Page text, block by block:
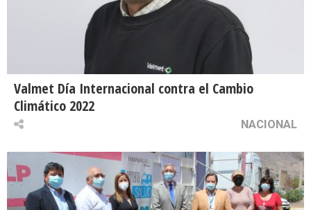
Valmet Día Internacional contra el Cambio
Climático 2022
NACIONAL